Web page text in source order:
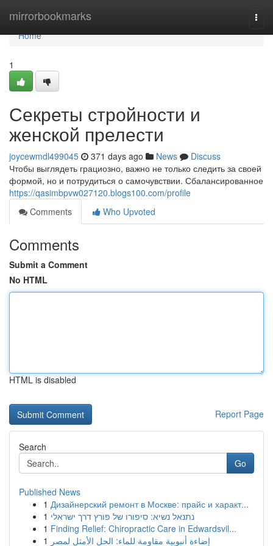
mirrorbookmarks
Home
Home
1
Секреты стройности и
женской прелести
joycewmdl499045 371 days ago News
Discuss
Чтобы выглядеть грациозно, важно не только следить за своей
формой, но и потрудиться о самочувствии. Сбалансированное
https://qasimbpvw027120.blogs100.com/profile
Comments
Who Upvoted
Comments
Submit a Comment
No HTML
HTML is disabled
Report Page
Search
Go
Published News
1 Дизайнерский ремонт в Москве: прайс и характ...
1 נתנאל נשיא: סיפורו של פורץ דרך ישראלי
1 Finding Relief: Chiropractic Care in Edwardsvil...
1 إضاءة أنبوبية مقاومة للماء: الحل الأمثل لمصر